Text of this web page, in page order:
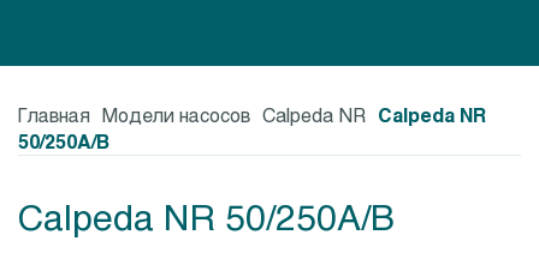
Главная Модели насосов Calpeda NR Calpeda NR
50/250A/B
Calpeda NR 50/250A/B